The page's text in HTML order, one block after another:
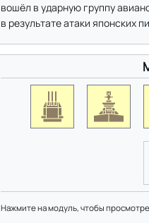
вошёл в ударную группу
в результате атаки японских
Нажмите на модуль, чтобы